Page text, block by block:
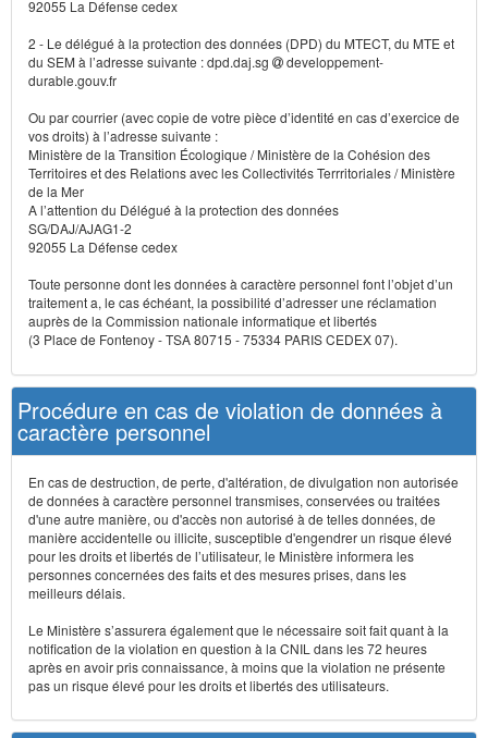
92055 La Défense cedex
2 - Le délégué à la protection des données (DPD) du MTECT, du MTE et
du SEM à l’adresse suivante : dpd.daj.sg
developpement-
durable.gouv.fr
Ou par courrier (avec copie de votre pièce d’identité en cas d’exercice de
vos droits) à l’adresse suivante :
Ministère de la Transition Écologique / Ministère de la Cohésion des
Territoires et des Relations avec les Collectivités Terrritoriales / Ministère
de la Mer
A l’attention du Délégué à la protection des données
SG/DAJ/AJAG1-2
92055 La Défense cedex
Toute personne dont les données à caractère personnel font l’objet d’un
traitement a, le cas échéant, la possibilité d’adresser une réclamation
auprès de la Commission nationale informatique et libertés
(3 Place de Fontenoy - TSA 80715 - 75334 PARIS CEDEX 07).
Procédure en cas de violation de données à
caractère personnel
En cas de destruction, de perte, d'altération, de divulgation non autorisée
de données à caractère personnel transmises, conservées ou traitées
d'une autre manière, ou d'accès non autorisé à de telles données, de
manière accidentelle ou illicite, susceptible d'engendrer un risque élevé
pour les droits et libertés de l’utilisateur, le Ministère informera les
personnes concernées des faits et des mesures prises, dans les
meilleurs délais.
Le Ministère s’assurera également que le nécessaire soit fait quant à la
notification de la violation en question à la CNIL dans les 72 heures
après en avoir pris connaissance, à moins que la violation ne présente
pas un risque élevé pour les droits et libertés des utilisateurs.